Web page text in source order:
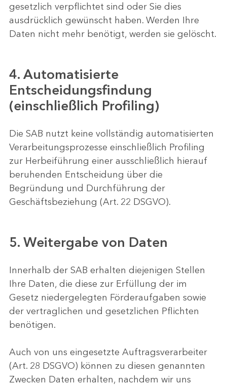
gesetzlich verpflichtet sind oder Sie dies
ausdrücklich gewünscht haben. Werden Ihre
Daten nicht mehr benötigt, werden sie gelöscht.
4. Automatisierte
Entscheidungsfindung
(einschließlich Profiling)
Die SAB nutzt keine vollständig automatisierten
Verarbeitungsprozesse einschließlich Profiling
zur Herbeiführung einer ausschließlich hierauf
beruhenden Entscheidung über die
Begründung und Durchführung der
Geschäftsbeziehung (Art. 22 DSGVO).
5. Weitergabe von Daten
Innerhalb der SAB erhalten diejenigen Stellen
Ihre Daten, die diese zur Erfüllung der im
Gesetz niedergelegten Förderaufgaben sowie
der vertraglichen und gesetzlichen Pflichten
benötigen.
Auch von uns eingesetzte Auftragsverarbeiter
(Art. 28 DSGVO) können zu diesen genannten
Zwecken Daten erhalten, nachdem wir uns